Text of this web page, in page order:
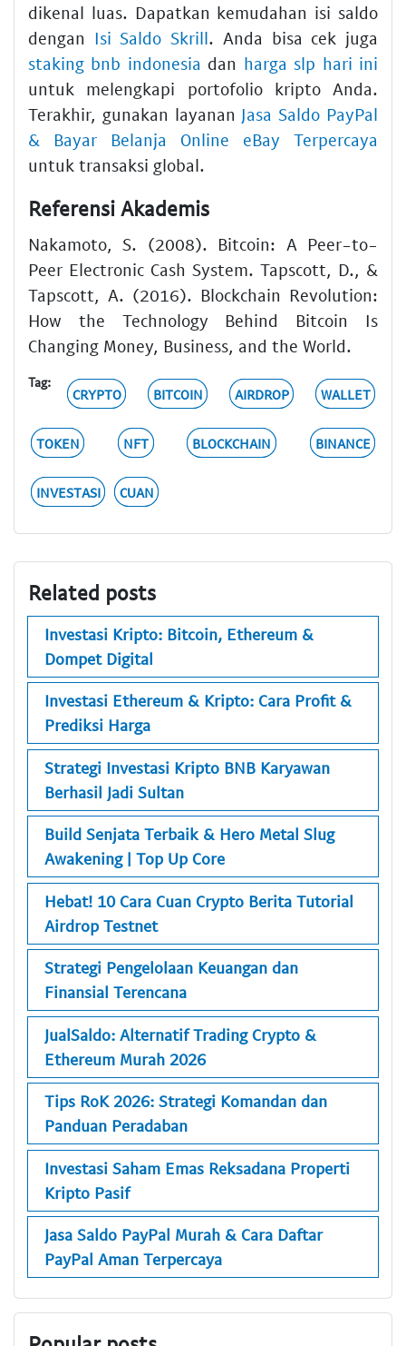
dikenal luas. Dapatkan kemudahan isi saldo
dengan Isi Saldo Skrill. Anda bisa cek juga
staking bnb indonesia dan harga slp hari ini
untuk melengkapi portofolio kripto Anda.
Terakhir, gunakan layanan Jasa Saldo PayPal
& Bayar Belanja Online eBay Terpercaya
untuk transaksi global.
Referensi Akademis
Nakamoto, S. (2008). Bitcoin: A Peer-to-
Peer Electronic Cash System. Tapscott, D., &
Tapscott, A. (2016). Blockchain Revolution:
How the Technology Behind Bitcoin Is
Changing Money, Business, and the World.
Tag:
CRYPTO BITCOIN AIRDROP WALLET
TOKEN NFT BLOCKCHAIN BINANCE
INVESTASI CUAN
Related posts
Investasi Kripto: Bitcoin, Ethereum &
Dompet Digital
Investasi Ethereum & Kripto: Cara Profit &
Prediksi Harga
Strategi Investasi Kripto BNB Karyawan
Berhasil Jadi Sultan
Build Senjata Terbaik & Hero Metal Slug
Awakening | Top Up Core
Hebat! 10 Cara Cuan Crypto Berita Tutorial
Airdrop Testnet
Strategi Pengelolaan Keuangan dan
Finansial Terencana
JualSaldo: Alternatif Trading Crypto &
Ethereum Murah 2026
Tips RoK 2026: Strategi Komandan dan
Panduan Peradaban
Investasi Saham Emas Reksadana Properti
Kripto Pasif
Jasa Saldo PayPal Murah & Cara Daftar
PayPal Aman Terpercaya